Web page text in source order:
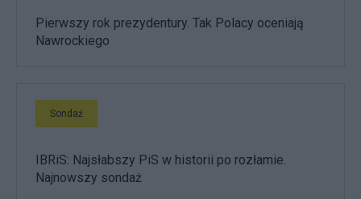
Pierwszy rok prezydentury. Tak Polacy oceniają
Nawrockiego
Sondaż
IBRiS: Najsłabszy PiS w historii po rozłamie.
Najnowszy sondaż